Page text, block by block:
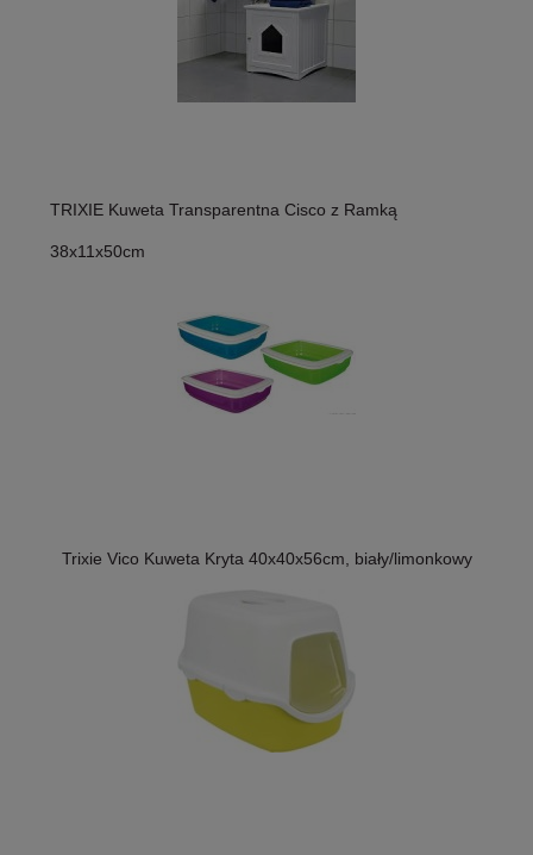
TRIXIE Kuweta Transparentna Cisco z Ramką
38x11x50cm
Trixie Vico Kuweta Kryta 40x40x56cm, biały/limonkowy